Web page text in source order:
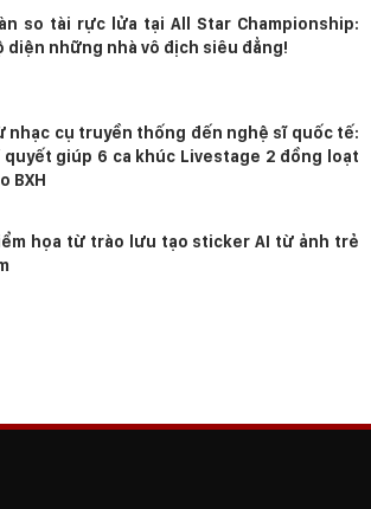
so tài rực lửa tại All Star Championship:
diện những nhà vô địch siêu đẳng!
nhạc cụ truyền thống đến nghệ sĩ quốc tế:
quyết giúp 6 ca khúc Livestage 2 đồng loạt
BXH
họa từ trào lưu tạo sticker AI từ ảnh trẻ